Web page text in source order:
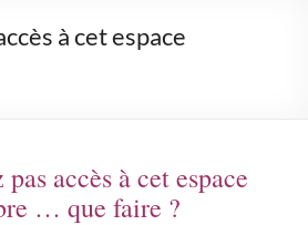
à cet espace
pas accès à cet espace
… que faire ?